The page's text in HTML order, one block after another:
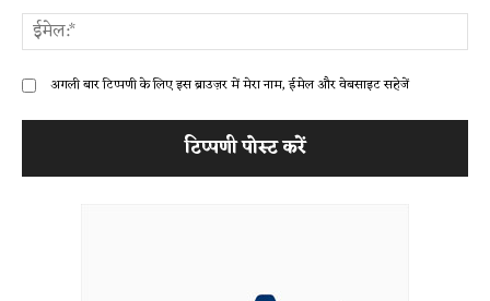
अगली बार टिप्पणी के लिए इस ब्राउज़र में मेरा नाम, ईमेल और वेबसाइट सहेजें